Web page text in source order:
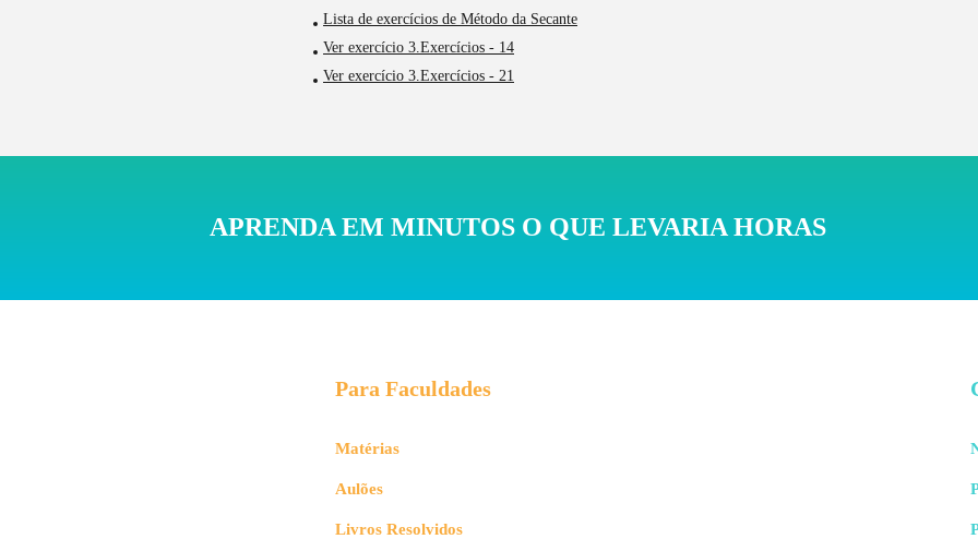
Lista de exercícios de Método da Secante
Ver exercício 3.Exercícios - 14
Ver exercício 3.Exercícios - 21
APRENDA EM MINUTOS O QUE LEVARIA HORAS
Para Faculdades
Matérias
Aulões
Livros Resolvidos